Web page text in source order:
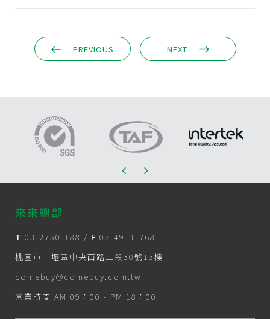
PREVIOUS NEXT
來來總部
T 03-2750-188 / F 03-4911-768
桃園市中壢區中央西路二段30號13樓
comebuy@comebuy.com.tw
營業時間 AM 09：00 - PM 18：00